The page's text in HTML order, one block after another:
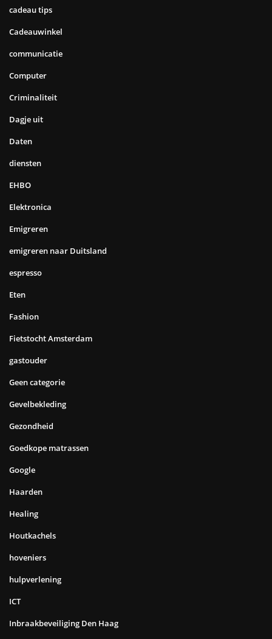
cadeau tips
Cadeauwinkel
communicatie
Computer
Criminaliteit
Dagje uit
Daten
diensten
EHBO
Elektronica
Emigreren
emigreren naar Duitsland
espresso
Eten
Fashion
Fietstocht Amsterdam
gastouder
Geen categorie
Gevelbekleding
Gezondheid
Goedkope matrassen
Google
Haarden
Healing
Houtkachels
hoveniers
hulpverlening
ICT
Inbraakbeveiliging Den Haag